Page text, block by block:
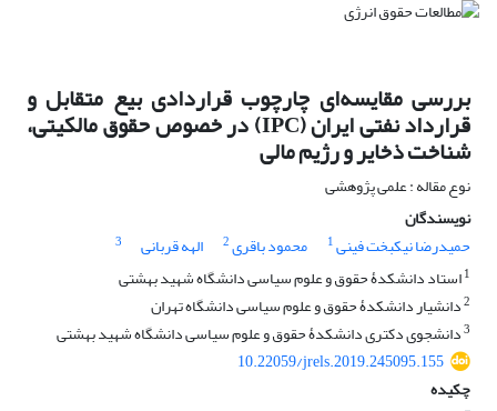
بررسی مقایسه‌ای چارچوب قراردادی بیع متقابل و
قرارداد نفتی ایران (IPC) در خصوص حقوق مالکیتی،
شناخت ذخایر و رژیم مالی
نوع مقاله : علمی پژوهشی
نویسندگان
حمیدرضا نیکبخت فینی1 محمود باقری2 الهه قربانی
3
1استاد دانشکدۀ حقوق و علوم سیاسی دانشگاه شهید بهشتی
2دانشیار دانشکدۀ حقوق و علوم سیاسی دانشگاه تهران
3دانشجوی دکتری دانشکدۀ حقوق و علوم سیاسی دانشگاه شهید بهشتی
10.22059/jrels.2019.245095.155
چکیده